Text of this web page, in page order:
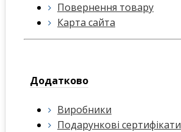
Повернення товару
Карта сайта
Додатково
Виробники
Подарункові сертифікати